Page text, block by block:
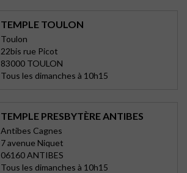
TEMPLE TOULON
Toulon
22bis rue Picot
83000 TOULON
Tous les dimanches à 10h15
TEMPLE PRESBYTÈRE ANTIBES
Antibes Cagnes
7 avenue Niquet
06160 ANTIBES
Tous les dimanches à 10h15